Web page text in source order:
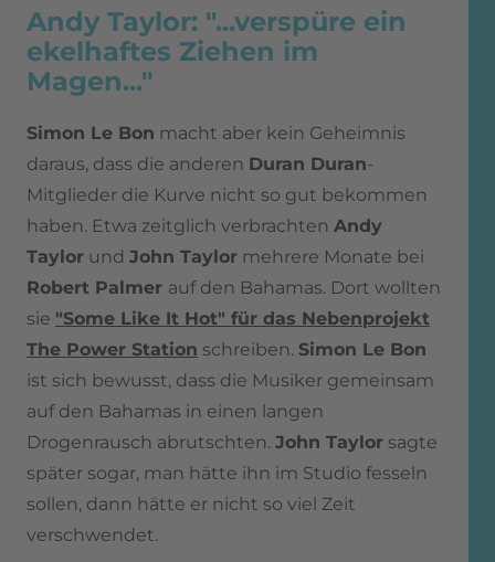
​​​​​​​Andy Taylor: "...verspüre ein
ekelhaftes Ziehen im
Magen..."
Simon Le Bon macht aber kein Geheimnis
daraus, dass die anderen Duran Duran-
Mitglieder die Kurve nicht so gut bekommen
haben. Etwa zeitglich verbrachten Andy
Taylor und John Taylor mehrere Monate bei
Robert Palmer auf den Bahamas. Dort wollten
sie "Some Like It Hot" für das Nebenprojekt
The Power Station schreiben. Simon Le Bon
ist sich bewusst, dass die Musiker gemeinsam
auf den Bahamas in einen langen
Drogenrausch abrutschten. John Taylor sagte
später sogar, man hätte ihn im Studio fesseln
sollen, dann hätte er nicht so viel Zeit
verschwendet.